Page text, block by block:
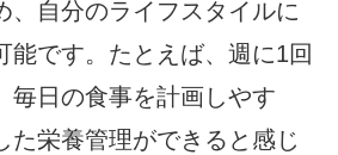
、自分のライフスタイルに
能です。たとえば、週に1回
毎日の食事を計画しやす
た栄養管理ができると感じ